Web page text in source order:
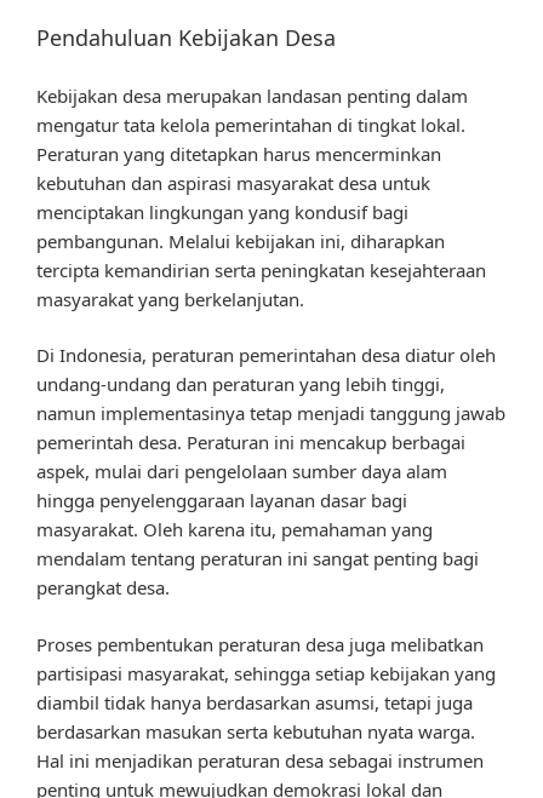
Pendahuluan Kebijakan Desa
Kebijakan desa merupakan landasan penting dalam
mengatur tata kelola pemerintahan di tingkat lokal.
Peraturan yang ditetapkan harus mencerminkan
kebutuhan dan aspirasi masyarakat desa untuk
menciptakan lingkungan yang kondusif bagi
pembangunan. Melalui kebijakan ini, diharapkan
tercipta kemandirian serta peningkatan kesejahteraan
masyarakat yang berkelanjutan.
Di Indonesia, peraturan pemerintahan desa diatur oleh
undang-undang dan peraturan yang lebih tinggi,
namun implementasinya tetap menjadi tanggung jawab
pemerintah desa. Peraturan ini mencakup berbagai
aspek, mulai dari pengelolaan sumber daya alam
hingga penyelenggaraan layanan dasar bagi
masyarakat. Oleh karena itu, pemahaman yang
mendalam tentang peraturan ini sangat penting bagi
perangkat desa.
Proses pembentukan peraturan desa juga melibatkan
partisipasi masyarakat, sehingga setiap kebijakan yang
diambil tidak hanya berdasarkan asumsi, tetapi juga
berdasarkan masukan serta kebutuhan nyata warga.
Hal ini menjadikan peraturan desa sebagai instrumen
penting untuk mewujudkan demokrasi lokal dan